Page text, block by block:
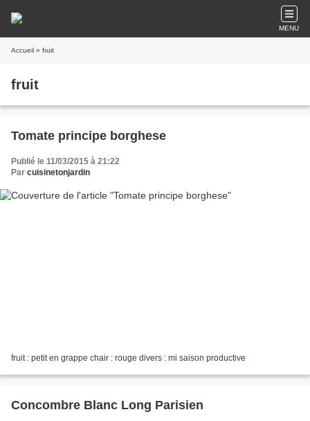
MENU
Accueil » fruit
fruit
Tomate principe borghese
Publié le 11/03/2015 à 21:22
Par cuisinetonjardin
fruit : petit en grappe chair : rouge divers : mi saison productive
Concombre Blanc Long Parisien